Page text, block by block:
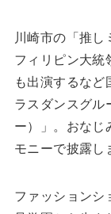
川崎市の「推し
フィリピン大統
も出演するな
ラスダンスグル
ー）」。おなじ
モニーで披露し
ファッションシ